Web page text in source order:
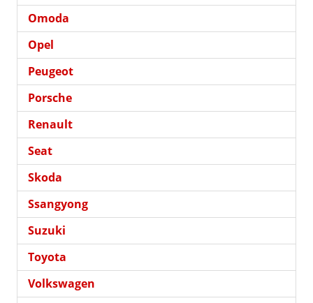
Omoda
Opel
Peugeot
Porsche
Renault
Seat
Skoda
Ssangyong
Suzuki
Toyota
Volkswagen